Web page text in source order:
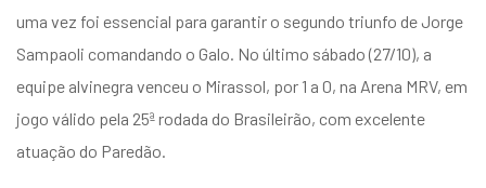
uma vez foi essencial para garantir o segundo triunfo de Jorge
Sampaoli comandando o Galo. No último sábado (27/10), a
equipe alvinegra venceu o Mirassol, por 1 a 0, na Arena MRV, em
jogo válido pela 25ª rodada do Brasileirão, com excelente
atuação do Paredão.